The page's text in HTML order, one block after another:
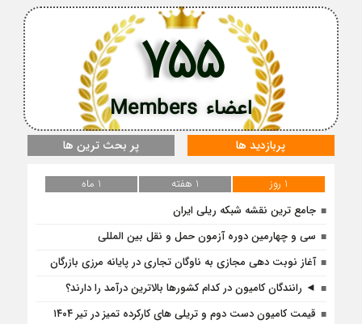
اعضاء Members
755
پربازدید ها پر بحث ترین ها
1 روز 1 هفته
1 ماه
جامع ترین نقشه شبکه ریلی ایران
سی و چهارمین دوره آزمون حمل و نقل بین المللی
آغاز نوبت دهی مجازی به ناوگان تجاری در پایانه مرزی بازرگان
◄ رانندگان کامیون در کدام کشورها بالاترین درآمد را دارند؟
قیمت کامیون دست دوم و تریلی‌ های کارکرده تمیز در تیر ۱۴۰۴